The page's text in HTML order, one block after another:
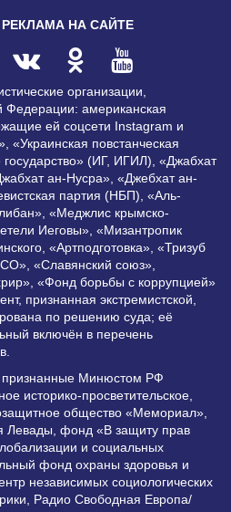
РЕКЛАМА НА САЙТЕ
организации,
Федерации: американская
ей соцсети Instagram и
«Украинская повстанческая
(ИГ, ИГИЛ), «Джабхат
ан-Нусра», «Джебхат ан-
партия (НБП), «Аль-
«Меджлис крымско-
Иеговы», «Мизантропик
«Артподготовка», «Тризуб
«Славянский союз»,
«Фонд борьбы с коррупцией»
признанная экстремистской,
по решению суда; её
включён в перечень
признанные Минюстом РФ
историко-просветительское,
общество «Мемориал»,
Левады, фонд «В защиту прав
и социальных
фонд охраны здоровья и
независимых социологических
Радио Свободная Европа/